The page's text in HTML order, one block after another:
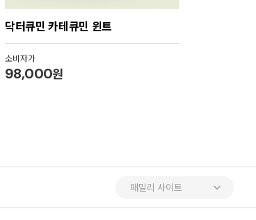
닥터큐민 카테큐민 윈트
소비자가
98,000원
패밀리 사이트